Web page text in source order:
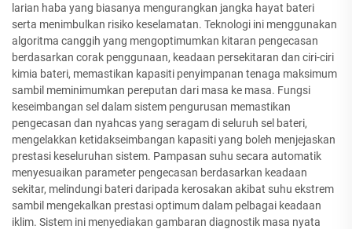
larian haba yang biasanya mengurangkan jangka hayat bateri
serta menimbulkan risiko keselamatan. Teknologi ini menggunakan
algoritma canggih yang mengoptimumkan kitaran pengecasan
berdasarkan corak penggunaan, keadaan persekitaran dan ciri-ciri
kimia bateri, memastikan kapasiti penyimpanan tenaga maksimum
sambil meminimumkan pereputan dari masa ke masa. Fungsi
keseimbangan sel dalam sistem pengurusan memastikan
pengecasan dan nyahcas yang seragam di seluruh sel bateri,
mengelakkan ketidakseimbangan kapasiti yang boleh menjejaskan
prestasi keseluruhan sistem. Pampasan suhu secara automatik
menyesuaikan parameter pengecasan berdasarkan keadaan
sekitar, melindungi bateri daripada kerosakan akibat suhu ekstrem
sambil mengekalkan prestasi optimum dalam pelbagai keadaan
iklim. Sistem ini menyediakan gambaran diagnostik masa nyata